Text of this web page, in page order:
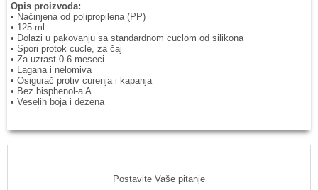
Opis proizvoda:
• Načinjena od polipropilena (PP)
• 125 ml
• Dolazi u pakovanju sa standardnom cuclom od silikona
• Spori protok cucle, za čaj
• Za uzrast 0-6 meseci
• Lagana i nelomiva
• Osigurač protiv curenja i kapanja
• Bez bisphenol-a A
• Veselih boja i dezena
Postavite Vaše pitanje